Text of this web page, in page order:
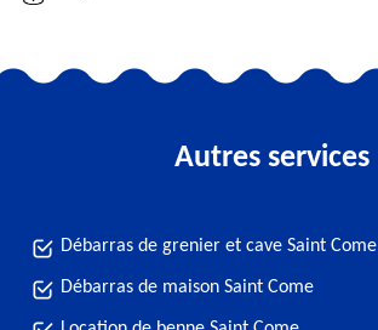
Autres services
Débarras de grenier et cave Saint Come
Débarras de maison Saint Come